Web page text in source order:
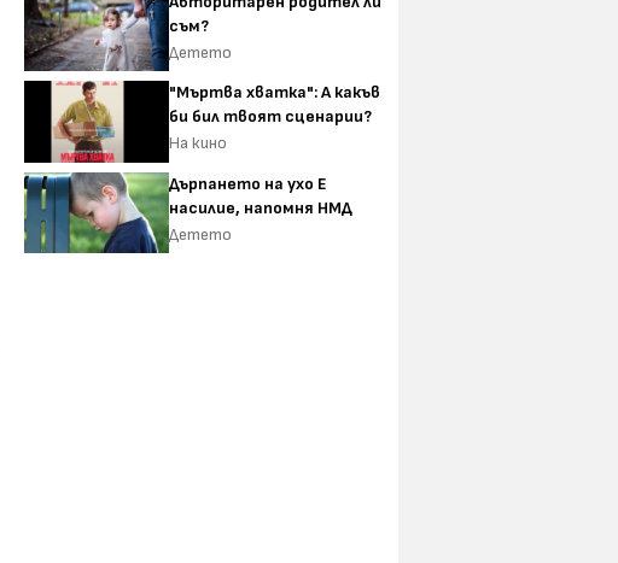
съм?
Детето
"Мъртва хватка": А какъв
би бил твоят сценарии?
На кино
Дърпането на ухо Е
насилие, напомня НМД
Детето